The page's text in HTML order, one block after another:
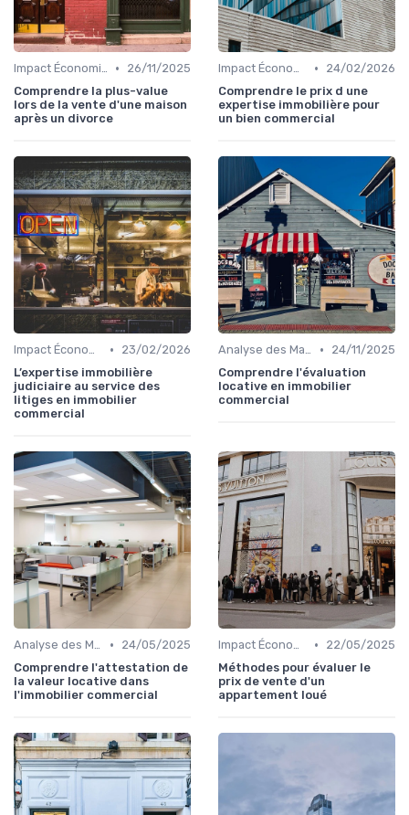
Impact Économique et Financier •
26/11/2025
Comprendre la plus-value
lors de la vente d'une maison
après un divorce
Impact Économique et Financier •
24/02/2026
Comprendre le prix d une
expertise immobilière pour
un bien commercial
Impact Économique et Financier •
23/02/2026
L’expertise immobilière
judiciaire au service des
litiges en immobilier
commercial
Analyse des Marchés Locaux et Globaux •
24/11/2025
Comprendre l'évaluation
locative en immobilier
commercial
Analyse des Marchés Locaux et Globaux •
24/05/2025
Comprendre l'attestation de
la valeur locative dans
l'immobilier commercial
Impact Économique et Financier •
22/05/2025
Méthodes pour évaluer le
prix de vente d'un
appartement loué